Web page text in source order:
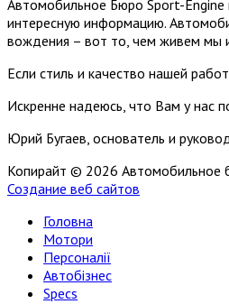
Автомобильное Бюро Sport-Engine
интересную информацию.
вождения – вот то, чем живем мы
Если стиль и качество нашей
Искренне надеюсь, что Вам у нас
Юрий Бугаев, основатель и
Копирайт © 2026 Автомобильное
Создание веб сайтов
Головна
Мотори
Персоналії
Автобізнес
Specs